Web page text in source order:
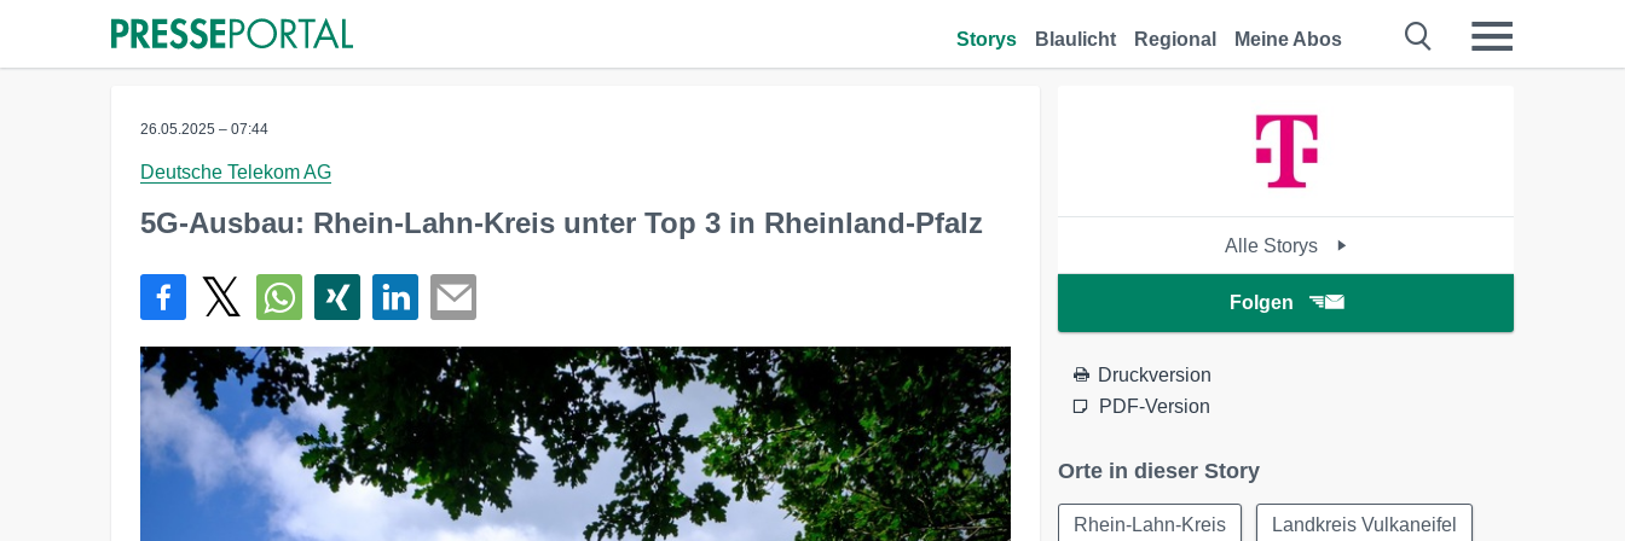
Storys Blaulicht Regional Meine Abos
26.05.2025 – 07:44
Deutsche Telekom AG
5G-Ausbau: Rhein-Lahn-Kreis unter Top 3 in Rheinland-Pfalz
Alle Storys
Folgen
Druckversion
PDF-Version
Orte in dieser Story
Rhein-Lahn-Kreis Landkreis Vulkaneifel